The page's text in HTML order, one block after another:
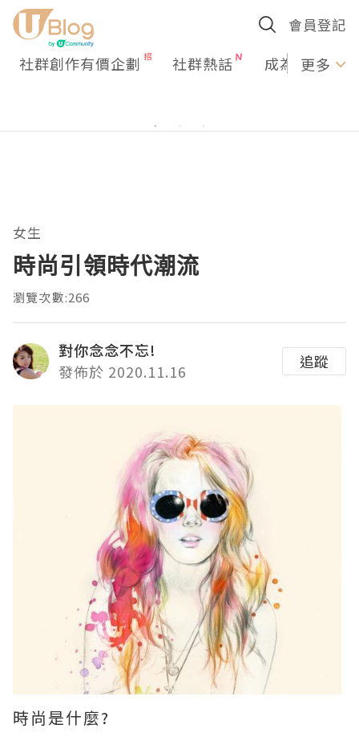
會員登記
社群創作有價企劃 社群熱話 成為U更多
女生
時尚引領時代潮流
瀏覽次數:266
對你念念不忘!
發佈於 2020.11.16
追蹤
時尚是什麼?